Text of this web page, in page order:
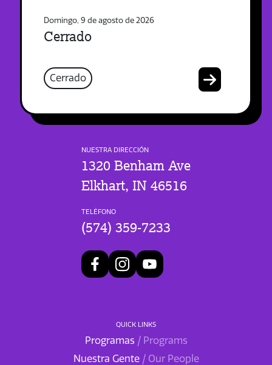
Domingo, 9 de agosto de 2026
Cerrado
Cerrado
NUESTRA DIRECCIÓN
1320 Benham Ave
Elkhart, IN 46516
TELÉFONO
(574) 359-7233
QUICK LINKS
Programas / Programs
Nuestra Gente / Our People